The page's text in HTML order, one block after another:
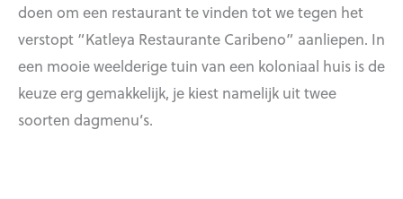
doen om een restaurant te vinden tot we tegen het
verstopt “Katleya Restaurante Caribeno” aanliepen. In
een mooie weelderige tuin van een koloniaal huis is de
keuze erg gemakkelijk, je kiest namelijk uit twee
soorten dagmenu’s.